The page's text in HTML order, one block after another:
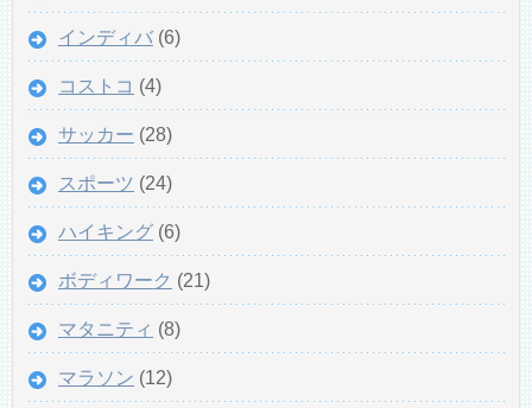
インディバ (6)
コストコ (4)
サッカー (28)
スポーツ (24)
ハイキング (6)
ボディワーク (21)
マタニティ (8)
マラソン (12)